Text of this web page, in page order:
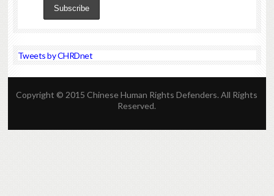
Tweets by CHRDnet
Copyright © 2015 Chinese Human Rights Defenders. All Rights
Reserved.